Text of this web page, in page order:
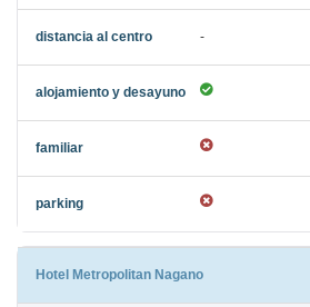
-
Hotel Metropolitan Nagano